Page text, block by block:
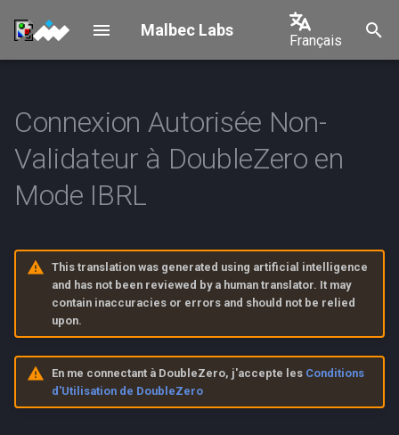
Malbec Labs
Français
中文
Français
Italiano
I
i
t
l
i
Aperçu de l'Intégration des
Connexion à Mainnet-Beta et
Testnet en Mode IBRL
1. Configuration de
l'Environnement
2. Contacter la DoubleZero
Foundation
3. Se Connecter en Mode
IBRL
Shelby Connection
Overview
Requirements & Architecture
Device Provisioning
Operations
OPS Management
Geolocation
Decommissioning
Connexion Autorisée Non-
Validateur à DoubleZero en
Mode IBRL
This translation was generated using artificial intelligence
and has not been reviewed by a human translator. It may
contain inaccuracies or errors and should not be relied
upon.
En me connectant à DoubleZero, j'accepte les Conditions
d'Utilisation de DoubleZero